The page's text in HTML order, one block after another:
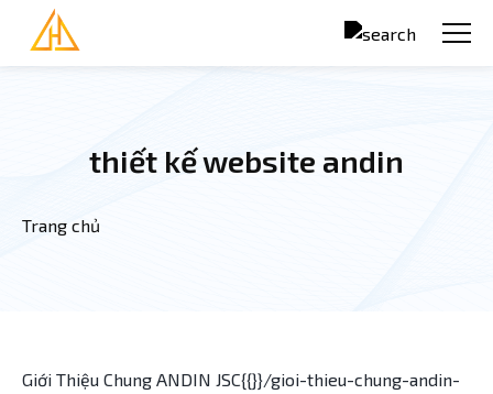
Nhảy đến nội dung
thiết kế website andin
Bạn đang ở đây
Trang chủ
Giới Thiệu Chung ANDIN JSC{{}}/gioi-thieu-chung-andin-